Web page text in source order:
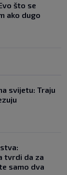
što se
ako dugo
svijetu: Traju
tvrdi da za
samo dva